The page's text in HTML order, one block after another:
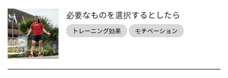
必要なものを選択するとしたら
トレーニング効果 モチベーション